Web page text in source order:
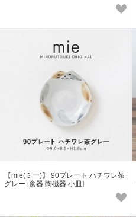
【mie(ミー)】 90プレート ハチワレ茶
グレー [食器 陶磁器 小皿]